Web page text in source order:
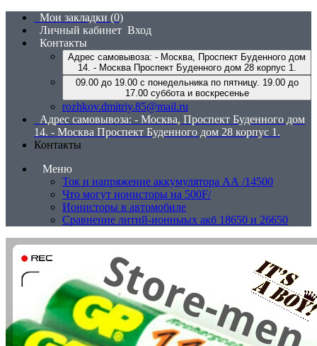
Мои закладки (0)
Личный кабинет Вход
Контакты
Адрес самовывоза: - Москва, Проспект Буденного дом
14. - Москва Проспект Буденного дом 28 корпус 1.
09.00 до 19.00 с понедельника по пятницу. 19.00 до
17.00 суббота и воскресенье
rozhkov.dmitriy.85@mail.ru
Адрес самовывоза: - Москва, Проспект Буденного дом
14. - Москва Проспект Буденного дом 28 корпус 1.
Контакты
Меню
Ток и напряжение аккумулятора АА /14500
Что могут ионисторы на 500F/
Ионисторы в автомобиле
Сравнение литий-ионныых акб 18650 и 26650